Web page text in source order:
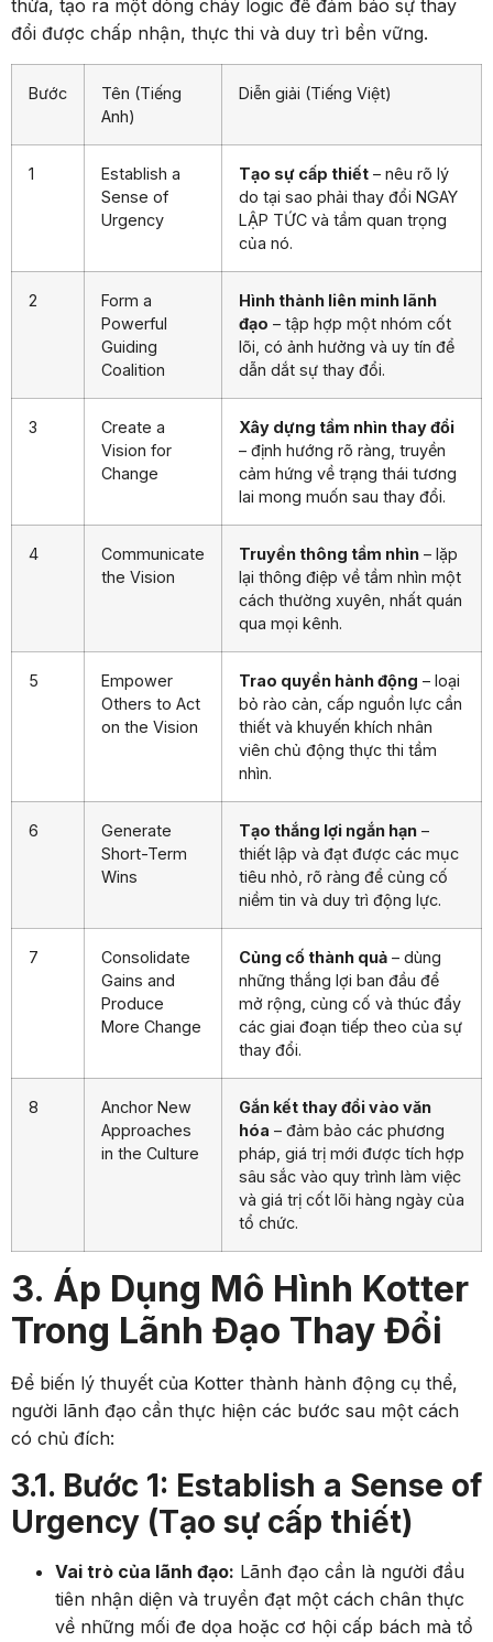
thừa, tạo ra một dòng chảy logic để đảm bảo sự thay
đổi được chấp nhận, thực thi và duy trì bền vững.
Bước
Tên (Tiếng
Anh)
Diễn giải (Tiếng Việt)
1
Establish a
Sense of
Urgency
Tạo sự cấp thiết – nêu rõ lý
do tại sao phải thay đổi NGAY
LẬP TỨC và tầm quan trọng
của nó.
2
Form a
Powerful
Guiding
Coalition
Hình thành liên minh lãnh
đạo – tập hợp một nhóm cốt
lõi, có ảnh hưởng và uy tín để
dẫn dắt sự thay đổi.
3
Create a
Vision for
Change
Xây dựng tầm nhìn thay đổi
– định hướng rõ ràng, truyền
cảm hứng về trạng thái tương
lai mong muốn sau thay đổi.
4
Communicate
the Vision
Truyền thông tầm nhìn – lặp
lại thông điệp về tầm nhìn một
cách thường xuyên, nhất quán
qua mọi kênh.
5
Empower
Others to Act
on the Vision
Trao quyền hành động – loại
bỏ rào cản, cấp nguồn lực cần
thiết và khuyến khích nhân
viên chủ động thực thi tầm
nhìn.
6
Generate
Short-Term
Wins
Tạo thắng lợi ngắn hạn –
thiết lập và đạt được các mục
tiêu nhỏ, rõ ràng để củng cố
niềm tin và duy trì động lực.
7
Consolidate
Gains and
Produce
More Change
Củng cố thành quả – dùng
những thắng lợi ban đầu để
mở rộng, củng cố và thúc đẩy
các giai đoạn tiếp theo của sự
thay đổi.
8
Anchor New
Approaches
in the Culture
Gắn kết thay đổi vào văn
hóa – đảm bảo các phương
pháp, giá trị mới được tích hợp
sâu sắc vào quy trình làm việc
và giá trị cốt lõi hàng ngày của
tổ chức.
3. Áp Dụng Mô Hình Kotter
Trong Lãnh Đạo Thay Đổi
Để biến lý thuyết của Kotter thành hành động cụ thể,
người lãnh đạo cần thực hiện các bước sau một cách
có chủ đích:
3.1. Bước 1: Establish a Sense of
Urgency (Tạo sự cấp thiết)
Vai trò của lãnh đạo: Lãnh đạo cần là người đầu
tiên nhận diện và truyền đạt một cách chân thực
về những mối đe dọa hoặc cơ hội cấp bách mà tổ